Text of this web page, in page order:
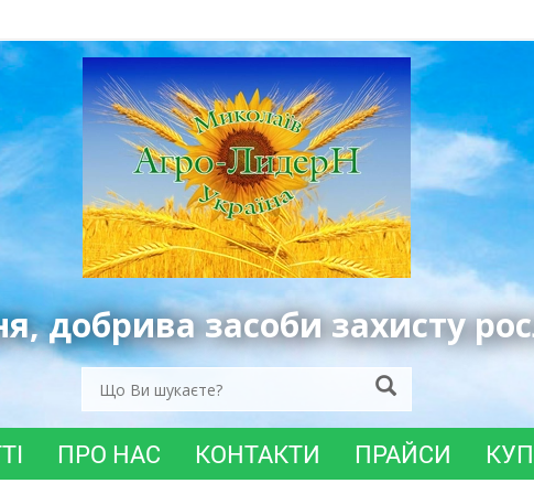
добрива засоби захисту
ПРО НАС КОНТАКТИ ПРАЙСИ